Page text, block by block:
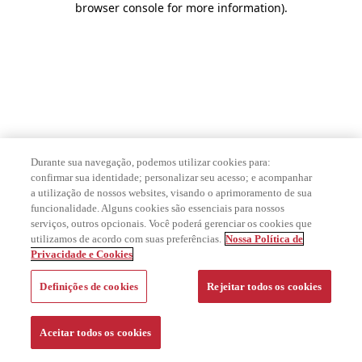
browser console for more information).
Durante sua navegação, podemos utilizar cookies para:
confirmar sua identidade; personalizar seu acesso; e acompanhar
a utilização de nossos websites, visando o aprimoramento de sua
funcionalidade. Alguns cookies são essenciais para nossos
serviços, outros opcionais. Você poderá gerenciar os cookies que
utilizamos de acordo com suas preferências. Nossa Política de
Privacidade e Cookies
Definições de cookies Rejeitar todos os cookies
Aceitar todos os cookies